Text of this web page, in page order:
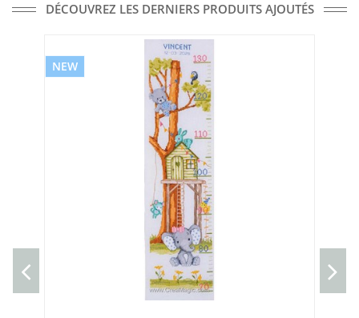
DÉCOUVREZ LES DERNIERS PRODUITS AJOUTÉS
NEW